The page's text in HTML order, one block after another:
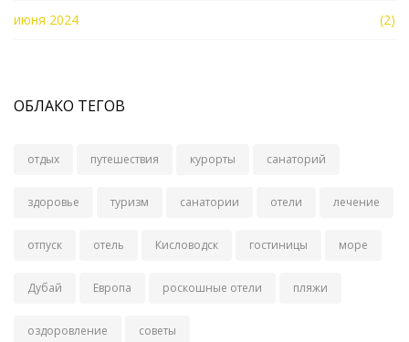
июня 2024 (2)
ОБЛАКО ТЕГОВ
отдых путешествия курорты санаторий
здоровье туризм санатории отели лечение
отпуск отель Кисловодск гостиницы море
Дубай Европа роскошные отели пляжи
оздоровление советы